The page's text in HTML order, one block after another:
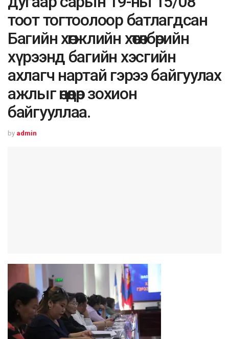
тоот тогтоолоор батлагдсан
Багийн хөгжлийн хөтөлбөрийн
хүрээнд багийн хэсгийн
ахлагч нартай гэрээ байгуулах
ажлыг өнөөдөр зохион
байгууллаа.
by admin